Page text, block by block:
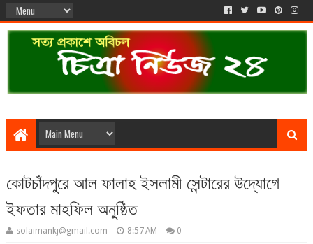
কোটচাঁদপুরে আল ফালাহ ইসলামী সেন্টারের উদ্যোগে
ইফতার মাহফিল অনুষ্ঠিত
solaimankj@gmail.com 8:57 AM 0